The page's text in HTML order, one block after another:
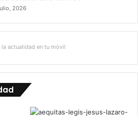
2026
la actualidad en tu móvil